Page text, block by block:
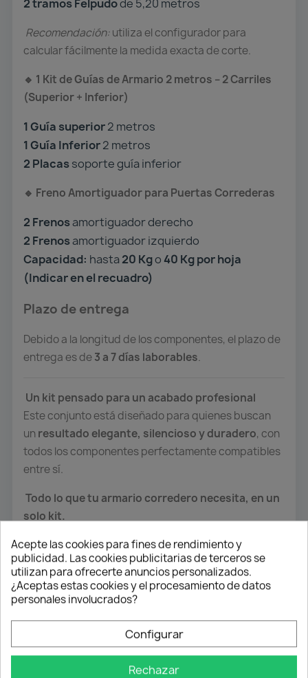
2 tramos Felpudode 5,20 metros
Recomendación:utiliza el configurador para
calcular fácilmente la medida exacta de corte.
🔹 1 Kit de Guías de Armario 2 metros – 2 Carriles
(Superior + Inferior)
1 Guía superior2 metros
1 Guía Inferior2 metros
2 Placassoporte guía inferior
🔹 Freno Amortiguador para Puertas Correderas
2 Frenosamortiguador derecho
2 Frenosamortiguador izquierdo
Capacidad: hasta20 Kgo 40 Kg por hoja
(Indicar en el recuadro)
Plazo de entrega
Debido a la longitud de los componentes, el plazo de
entrega es de3 a 7 días laborables.
Un kit pensado para un acabado profesional
Este conjunto está diseñado para quienes buscan
un resultado elegante, silencioso y duradero, con
todos los componentes perfectamente compatibles
entre sí.
Todo lo que tu armario corredero necesita, en un
solo kit.
También podría interesarle
Acepte las cookies para fines de rendimiento y
publicidad. Las cookies publicitarias de terceros se
utilizan para ofrecerte anuncios personalizados.
¿Aceptas estas cookies y el procesamiento de datos
personales involucrados?
Configurar
Rechazar